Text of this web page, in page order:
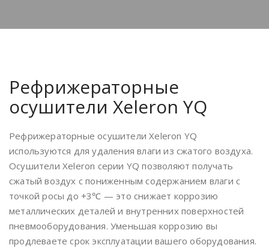
Рефрижераторные
осушители Xeleron YQ
Рефрижераторные осушители Xeleron YQ
используются для удаления влаги из сжатого воздуха.
Осушители Xeleron серии YQ позволяют получать
сжатый воздух с пониженным содержанием влаги с
точкой росы до +3℃ — это снижает коррозию
металлических деталей и внутренних поверхностей
пневмооборудования. Уменьшая коррозию вы
продлеваете срок эксплуатации вашего оборудования.